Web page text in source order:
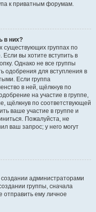
к приватным форумам.
в них?
существующих группах по
вы хотите вступить в
Однако не все группы
одобрения для вступления в
Если группа
в ней, щёлкнув по
на участие в группе,
щёлкнув по соответствующей
ваше участие в группе и
Пожалуйста, не
ваш запрос; у него могут
администраторами
группы, сначала
отправить ему личное